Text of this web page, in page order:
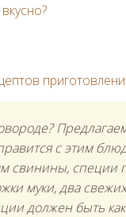
с этим
свинины, специи
муки, два
должен быть